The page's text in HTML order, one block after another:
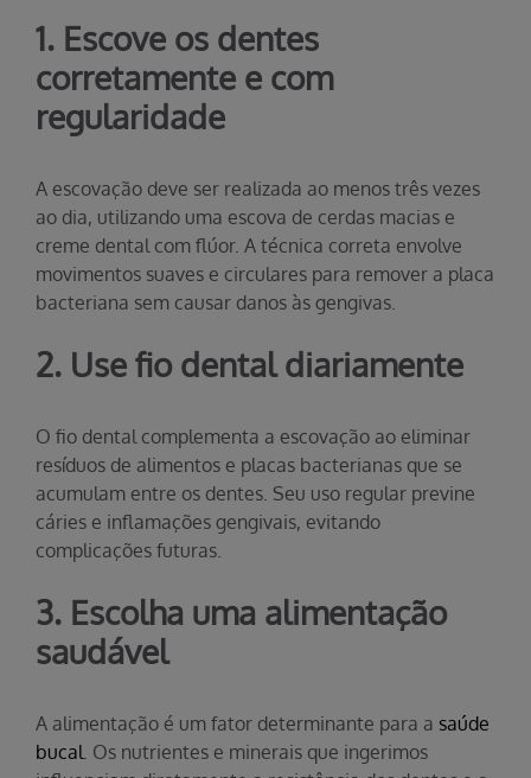
1. Escove os dentes
corretamente e com
regularidade
A escovação deve ser realizada ao menos três vezes
ao dia, utilizando uma escova de cerdas macias e
creme dental com flúor. A técnica correta envolve
movimentos suaves e circulares para remover a placa
bacteriana sem causar danos às gengivas.
2. Use fio dental diariamente
O fio dental complementa a escovação ao eliminar
resíduos de alimentos e placas bacterianas que se
acumulam entre os dentes. Seu uso regular previne
cáries e inflamações gengivais, evitando
complicações futuras.
3. Escolha uma alimentação
saudável
A alimentação é um fator determinante para a saúde
bucal. Os nutrientes e minerais que ingerimos